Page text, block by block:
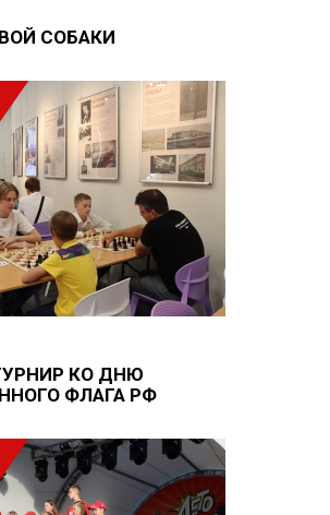
СОБАКИ
КО ДНЮ
ФЛАГА РФ